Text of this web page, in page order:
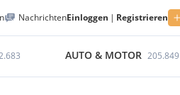
NachrichtenEinloggen | Registrieren
AUTO & MOTOR 205.849